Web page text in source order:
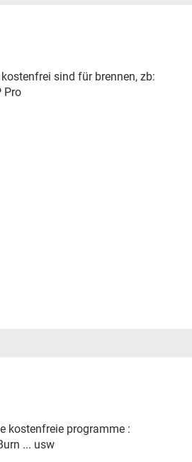
sind für brennen, zb:
Pro
kostenfreie programme :
... usw